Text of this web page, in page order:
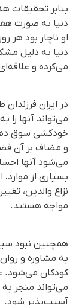
بنابر تحقیقات
دنیا بە صورت
او ناچار بود هر
دنیا به دلیل
می‌کرده و
در ایران
می‌تواند آنها
خودکشی سوق
و مضاف بر آن
می‌شود آنها
بسیاری از
نزاع والدین،
مواجه هستند.
همچنین نبود
به مشاوره و
کودکان می‌شود.
می‌تواند منجر
آسیب‌پذیر شود.